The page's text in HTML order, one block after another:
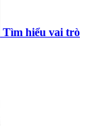
Tìm hiểu vai trò